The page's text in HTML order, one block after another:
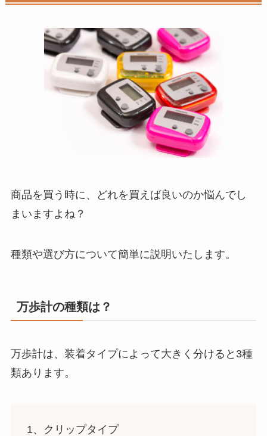
商品を買う時に、どれを買えば良いのか悩んでし
まいますよね？
種類や選び方について簡単に説明いたします。
万歩計の種類は？
万歩計は、装着タイプによって大きく分けると3種
類あります。
1、 クリップタイプ